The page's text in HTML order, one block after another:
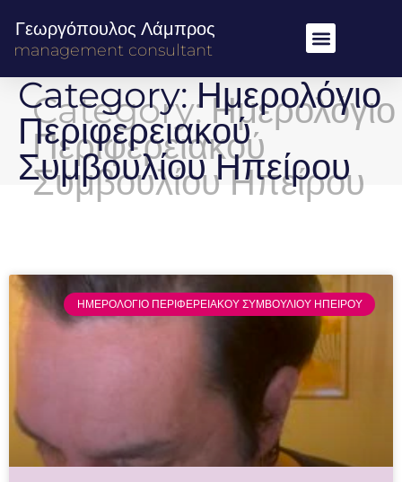
Γεωργόπουλος Λάμπρος
management consultant
Category: Ημερολόγιο
Περιφερειακού
Συμβουλίου Ηπείρου
ΗΜΕΡΟΛΟΓΙΟ ΠΕΡΙΦΕΡΕΙΑΚΟΥ ΣΥΜΒΟΥΛΙΟΥ ΗΠΕΙΡΟΥ